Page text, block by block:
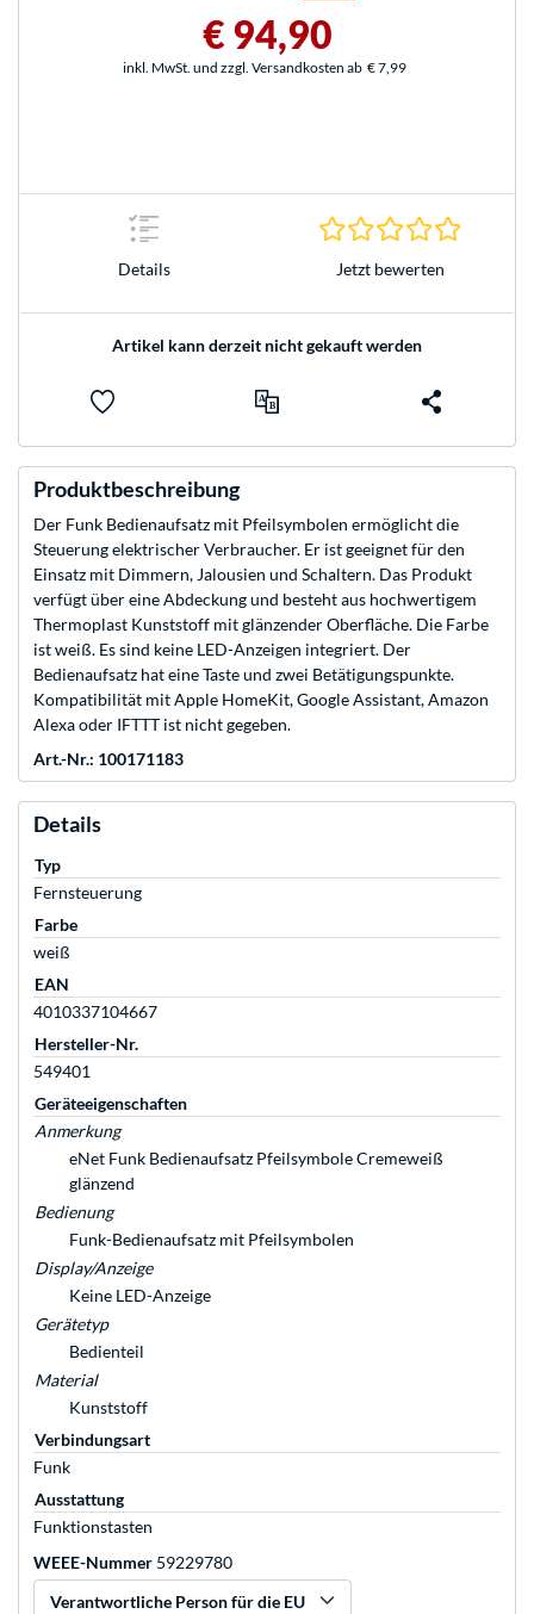
€ 94,90
inkl. MwSt. und zzgl. Versandkosten ab € 7,99
Details Jetzt bewerten
Artikel kann derzeit nicht gekauft werden
Produktbeschreibung
Der Funk Bedienaufsatz mit Pfeilsymbolen ermöglicht die
Steuerung elektrischer Verbraucher. Er ist geeignet für den
Einsatz mit Dimmern, Jalousien und Schaltern. Das Produkt
verfügt über eine Abdeckung und besteht aus hochwertigem
Thermoplast Kunststoff mit glänzender Oberfläche. Die Farbe
ist weiß. Es sind keine LED-Anzeigen integriert. Der
Bedienaufsatz hat eine Taste und zwei Betätigungspunkte.
Kompatibilität mit Apple HomeKit, Google Assistant, Amazon
Alexa oder IFTTT ist nicht gegeben.
Art.-Nr.: 100171183
Details
Typ
Fernsteuerung
Farbe
weiß
EAN
4010337104667
Hersteller-Nr.
549401
Geräteeigenschaften
Anmerkung
eNet Funk Bedienaufsatz Pfeilsymbole Cremeweiß
glänzend
Bedienung
Funk-Bedienaufsatz mit Pfeilsymbolen
Display/Anzeige
Keine LED-Anzeige
Gerätetyp
Bedienteil
Material
Kunststoff
Verbindungsart
Funk
Ausstattung
Funktionstasten
WEEE-Nummer 59229780
Verantwortliche Person für die EU